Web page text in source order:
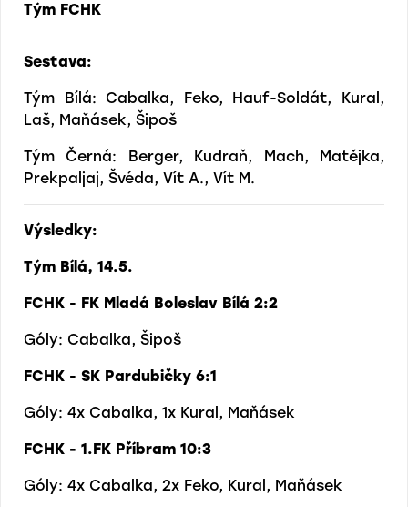
Tým FCHK
Sestava:
Tým Bílá: Cabalka, Feko, Hauf-Soldát, Kural,
Laš, Maňásek, Šipoš
Tým Černá: Berger, Kudraň, Mach, Matějka,
Prekpaljaj, Švéda, Vít A., Vít M.
Výsledky:
Tým Bílá, 14.5.
FCHK - FK Mladá Boleslav Bílá 2:2
Góly: Cabalka, Šipoš
FCHK - SK Pardubičky 6:1
Góly: 4x Cabalka, 1x Kural, Maňásek
FCHK - 1.FK Příbram 10:3
Góly: 4x Cabalka, 2x Feko, Kural, Maňásek